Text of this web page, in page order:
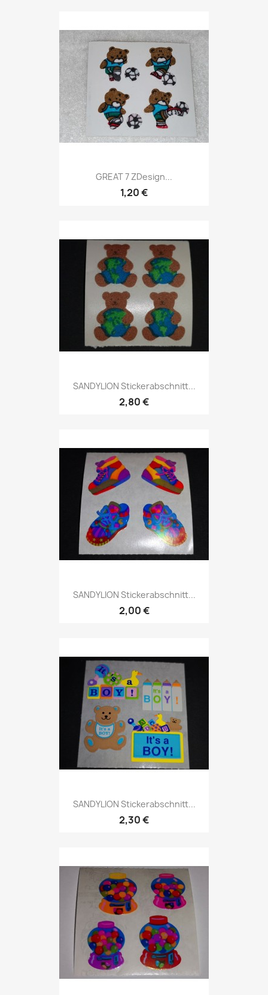
GREAT 7 ZDesign...
1,20 €
SANDYLION Stickerabschnitt...
2,80 €
SANDYLION Stickerabschnitt...
2,00 €
SANDYLION Stickerabschnitt...
2,30 €